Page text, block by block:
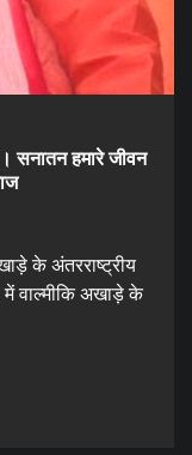
सनातन हमारे जीवन
के अंतरराष्ट्रीय
में वाल्मीकि अखाड़े के